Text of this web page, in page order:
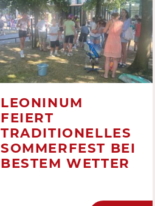
LEONINUM
FEIERT
TRADITIONELLES
SOMMERFEST BEI
BESTEM WETTER